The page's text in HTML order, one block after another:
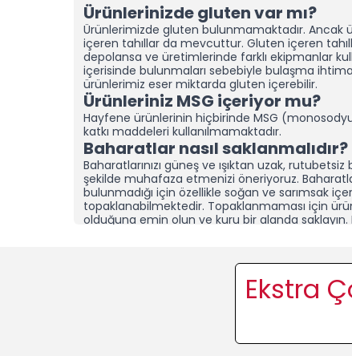
Ürünlerinizde gluten var mı?
Ürünlerimizde gluten bulunmamaktadır. Ancak
içeren tahıllar da mevcuttur. Gluten içeren
depolansa ve üretimlerinde farklı ekipmanlar
içerisinde bulunmaları sebebiyle bulaşma
ürünlerimiz eser miktarda gluten içerebilir.
Ürünleriniz MSG içeriyor mu?
Hayfene ürünlerinin hiçbirinde MSG
katkı maddeleri kullanılmamaktadır.
Baharatlar nasıl saklanmalıdır?
Baharatlarınızı güneş ve ışıktan uzak,
şekilde muhafaza etmenizi öneriyoruz.
bulunmadığı için özellikle soğan ve sarımsak
topaklanabilmektedir. Topaklanmaması için
olduğuna emin olun ve kuru bir alanda saklayın.
Topaklanma, ürünün
Ürünlerinizi diğer baharat
Hayfene olarak ürünlerimizi her zaman son
Katkı, koruyucu ve
Ekstra